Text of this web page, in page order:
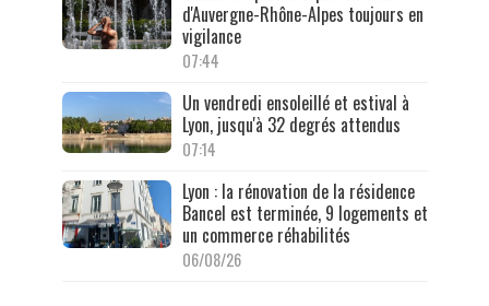
d'Auvergne-Rhône-Alpes toujours en
vigilance
07:44
Un vendredi ensoleillé et estival à
Lyon, jusqu'à 32 degrés attendus
07:14
Lyon : la rénovation de la résidence
Bancel est terminée, 9 logements et
un commerce réhabilités
06/08/26